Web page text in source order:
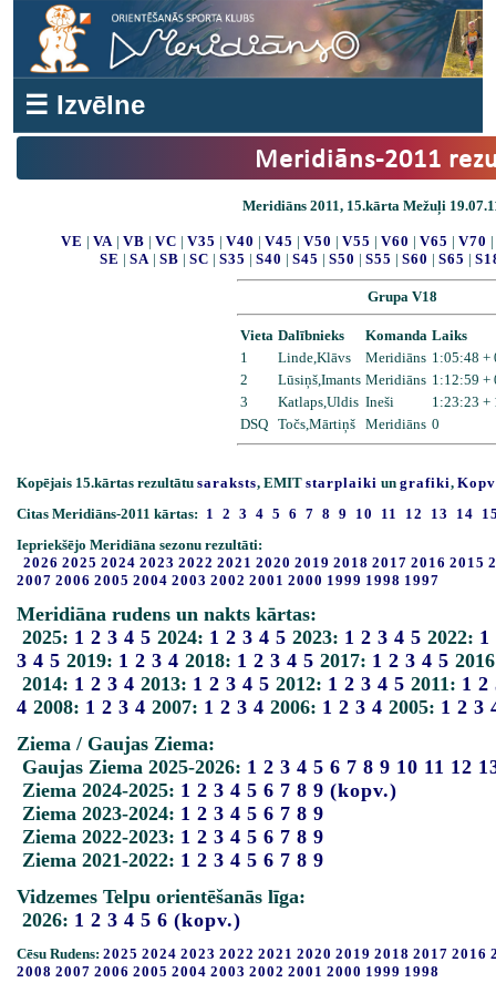
☰ Izvēlne
Meridiāns-2011
Meridiāns 2011, 15.kārta Mežuļi
VE | VA | VB | VC | V35 | V40 | V45 | V50 | V55 | V60 | V65 | V70 |
SE | SA| SB | SC | S35 | S40 | S45 | S50 | S55 | S60 | S65 |
Grupa V18
Vieta Dalībnieks Komanda Laiks
1
Linde,Klāvs Meridiāns 1:05:48 +
2
Lūsiņš,Imants Meridiāns 1:12:59 +
3
Katlaps,Uldis Ineši
1:23:23 +
DSQ Točs,Mārtiņš Meridiāns 0
Kopējais 15.kārtas rezultātu saraksts, EMIT starplaiki un grafiki,
Citas Meridiāns-2011 kārtas: 1 2 3 4 5 6 7 8 9 10 11 12 13 14
Iepriekšējo Meridiāna sezonu rezultāti:
2026 2025 2024 2023 2022 2021 2020 2019 2018 2017 2016 2015
2007 2006 2005 2004 2003 2002 2001 2000 1999 1998 1997
Meridiāna rudens un nakts kārtas:
2025: 1 2 3 4 5 2024: 1 2 3 4 5 2023: 1 2 3 4 5 2022: 1
3 4 5 2019: 1 2 3 4 2018: 1 2 3 4 5 2017: 1 2 3 4 5
2014: 1 2 3 4 2013: 1 2 3 4 5 2012: 1 2 3 4 5 2011: 1 2
4 2008: 1 2 3 4 2007: 1 2 3 4 2006: 1 2 3 4 2005: 1 2 3
Ziema / Gaujas Ziema:
Gaujas Ziema 2025-2026: 1 2 3 4 5 6 7 8 9 10 11 12
Ziema 2024-2025: 1 2 3 4 5 6 7 8 9 (kopv.)
Ziema 2023-2024: 1 2 3 4 5 6 7 8 9
Ziema 2022-2023: 1 2 3 4 5 6 7 8 9
Ziema 2021-2022: 1 2 3 4 5 6 7 8 9
Vidzemes Telpu orientēšanās līga:
2026: 1 2 3 4 5 6 (kopv.)
Cēsu Rudens: 2025 2024 2023 2022 2021 2020 2019 2018 2017 2016
2008 2007 2006 2005 2004 2003 2002 2001 2000 1999 1998